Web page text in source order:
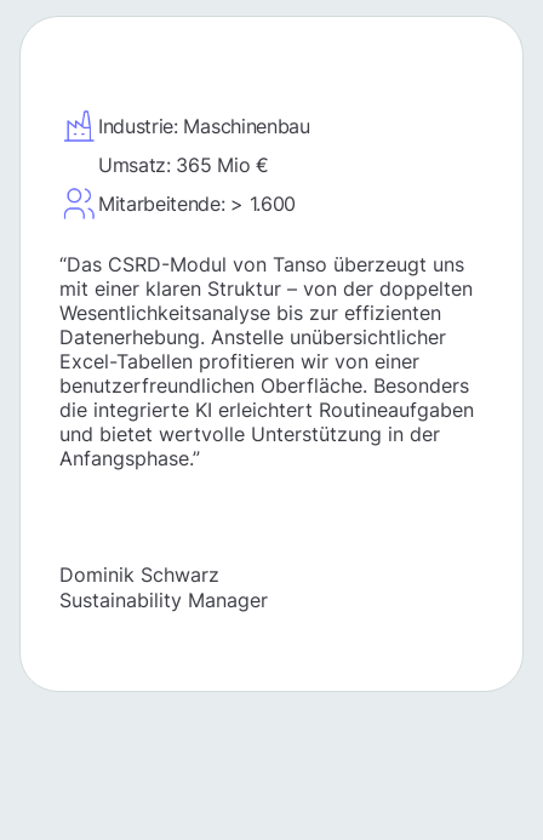
Industrie: Maschinenbau
Umsatz: 365 Mio €
Mitarbeitende: > 1.600
“Das CSRD-Modul von Tanso überzeugt uns
mit einer klaren Struktur – von der doppelten
Wesentlichkeitsanalyse bis zur effizienten
Datenerhebung. Anstelle unübersichtlicher
Excel-Tabellen profitieren wir von einer
benutzerfreundlichen Oberfläche. Besonders
die integrierte KI erleichtert Routineaufgaben
und bietet wertvolle Unterstützung in der
Anfangsphase.”
Dominik Schwarz
Sustainability Manager